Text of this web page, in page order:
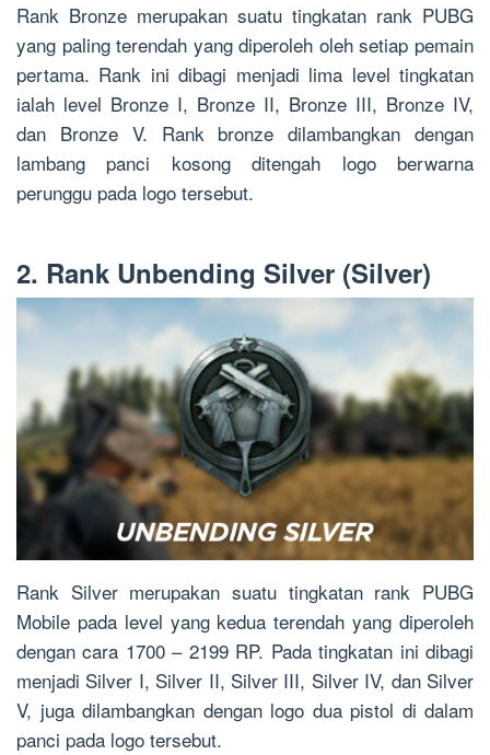
Rank Bronze merupakan suatu tingkatan rank PUBG
yang paling terendah yang diperoleh oleh setiap pemain
pertama. Rank ini dibagi menjadi lima level tingkatan
ialah level Bronze I, Bronze II, Bronze III, Bronze IV,
dan Bronze V. Rank bronze dilambangkan dengan
lambang panci kosong ditengah logo berwarna
perunggu pada logo tersebut.
2. Rank Unbending Silver (Silver)
Rank Silver merupakan suatu tingkatan rank PUBG
Mobile pada level yang kedua terendah yang diperoleh
dengan cara 1700 – 2199 RP. Pada tingkatan ini dibagi
menjadi Silver I, Silver II, Silver III, Silver IV, dan Silver
V, juga dilambangkan dengan logo dua pistol di dalam
panci pada logo tersebut.